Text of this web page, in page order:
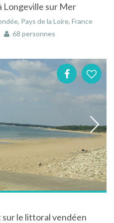
Longeville sur Mer
Pays de la Loire, France
68 personnes
le littoral vendéen